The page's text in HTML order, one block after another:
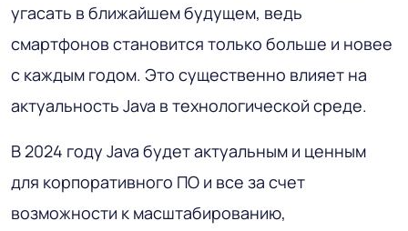
угасать в ближайшем будущем, ведь
смартфонов становится только больше и новее
с каждым годом. Это существенно влияет на
актуальность Java в технологической среде.
В 2024 году Java будет актуальным и ценным
для корпоративного ПО и все за счет
возможности к масштабированию,